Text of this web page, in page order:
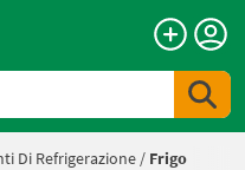
Di Refrigerazione / Frigo